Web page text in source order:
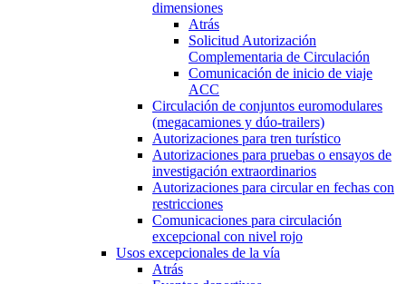
dimensiones
Atrás
Solicitud Autorización
Complementaria de Circulación
Comunicación de inicio de viaje
ACC
Circulación de conjuntos euromodulares
(megacamiones y dúo-trailers)
Autorizaciones para tren turístico
Autorizaciones para pruebas o ensayos de
investigación extraordinarios
Autorizaciones para circular en fechas con
restricciones
Comunicaciones para circulación
excepcional con nivel rojo
Usos excepcionales de la vía
Atrás